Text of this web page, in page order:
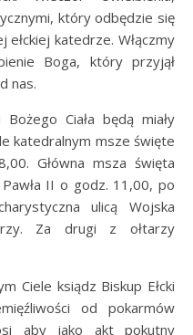
który odbędzie się
katedrze. Włączmy
Boga, który przyjął
nas.
Ciała będą miały
katedralnym msze święte
Główna msza święta
II o godz. 11,00, po
ulicą Wojska
Za drugi z ołtarzy
ksiądz Biskup Ełcki
od pokarmów
aby jako akt pokutny